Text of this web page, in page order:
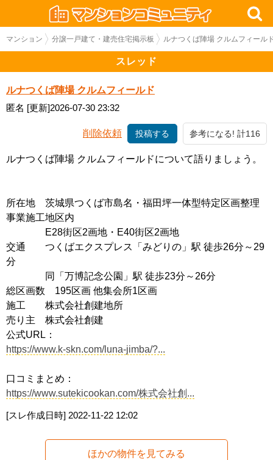
マンション 分譲一戸建て・建売住宅掲示板 ルナつくば陣場 クルムフィール
スレッド
ルナつくば陣場 クルムフィールド
匿名 [更新]2026-07-30 23:32
削除依頼 投稿する 参考になる! 計116
ルナつくば陣場 クルムフィールドについて語りましょう。
所在地 茨城県つくば市島名・福田坪一体型特定区画整理
事業施工地区内
E28街区2画地・E40街区2画地
交通 つくばエクスプレス「みどりの」駅 徒歩26分～29
分
同「万博記念公園」駅 徒歩23分～26分
総区画数 195区画 他集会所1区画
施工 株式会社創建地所
売り主 株式会社創建
公式URL：
https://www.k-skn.com/luna-jimba/?...
口コミまとめ：
https://www.sutekicookan.com/株式会社創...
[スレ作成日時] 2022-11-22 12:02
ほかの物件を見てみる